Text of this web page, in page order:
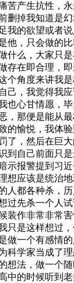
苦产生抗性，
删掉我知道是
我的欲望或者
他，只会做的
什么，大家只
存在即合理，
个角度来讲我
己，我觉得我
也心甘情愿，
，那便是能从
的愉悦，我体
了，然后在巨
到自己前面只是
示报警提到习
想应该是统治
人都各种杀，
过先杀一个人
装作非常非常
只是这样想过
做一个有感情
科学家当成了
想法，做一个
中的时候听到